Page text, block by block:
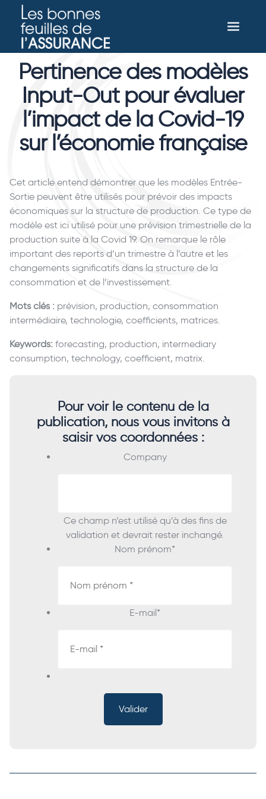
Pertinence des modèles
Input-Out pour évaluer
l’impact de la Covid-19
sur l’économie française
Cet article entend démontrer que les modèles Entrée-
Sortie peuvent être utilisés pour prévoir des impacts
économiques sur la structure de production. Ce type de
modèle est ici utilisé pour une prévision trimestrielle de la
production suite à la Covid 19. On remarque le rôle
important des reports d’un trimestre à l’autre et les
changements significatifs dans la structure de la
consommation et de l’investissement.
Mots clés : prévision, production, consommation
intermédiaire, technologie, coefficients, matrices.
Keywords: forecasting, production, intermediary
consumption, technology, coefficient, matrix.
Pour voir le contenu de la
publication, nous vous invitons à
saisir vos coordonnées :
Company
Ce champ n’est utilisé qu’à des fins de
validation et devrait rester inchangé.
Nom prénom*
E-mail*